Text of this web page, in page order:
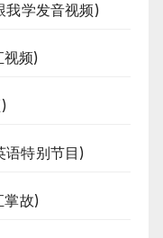
学发音视频)
频)
特别节目)
故)